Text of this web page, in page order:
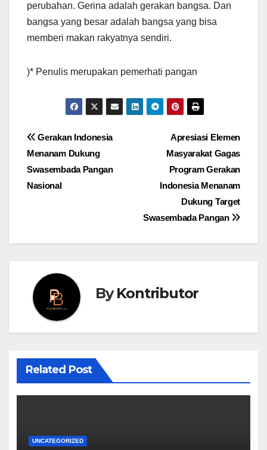
perubahan. Gerina adalah gerakan bangsa. Dan
bangsa yang besar adalah bangsa yang bisa
memberi makan rakyatnya sendiri.
)* Penulis merupakan pemerhati pangan
Post
navigation
Apresiasi Elemen
Masyarakat Gagas
Program Gerakan
Indonesia Menanam
Dukung Target
Swasembada Pangan
Gerakan Indonesia
Menanam Dukung
Swasembada Pangan
Nasional
ByKontributor
Related Post
UNCATEGORIZED